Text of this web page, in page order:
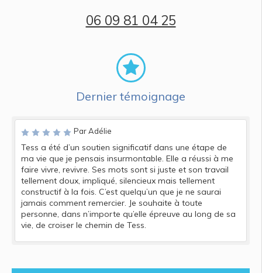
06 09 81 04 25
Dernier témoignage
Par Adélie
Tess a été d’un soutien significatif dans une étape de
ma vie que je pensais insurmontable. Elle a réussi à me
faire vivre, revivre. Ses mots sont si juste et son travail
tellement doux, impliqué, silencieux mais tellement
constructif à la fois. C’est quelqu’un que je ne saurai
jamais comment remercier. Je souhaite à toute
personne, dans n’importe qu’elle épreuve au long de sa
vie, de croiser le chemin de Tess.